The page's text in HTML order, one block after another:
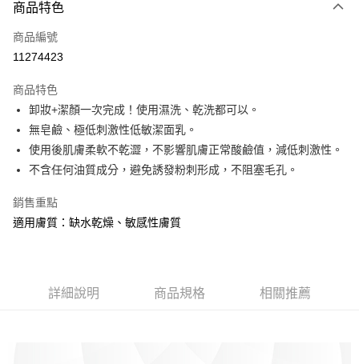
信用卡一次付款
LINE Pay
悠遊付
AFTEE先享後付
相關說明
【關於「AFTEE先享後付」】
便利好安心！
１．簡單：不需註冊會員、不需綁卡、不需儲值。
２．便利：只要手機號碼，簡訊認證，即可結帳。
１．於結帳方式選擇「AFTEE先享後付」後，將跳轉至「AFTEE先享後付」
結帳頁面，進行簡訊認證並確認金額後，即可完成結帳。
運送方式
商品特色
商品編號
11274423
商品特色
卸妝+潔顏一次完成！使用濕洗、乾洗都可以。
無皂鹼、極低刺激性低敏潔面乳。
使用後肌膚柔軟不乾澀，不影響肌膚正常酸鹼值，減低刺激性。
不含任何油質成分，避免誘發粉刺形成，不阻塞毛孔。
銷售重點
適用膚質：缺水乾燥、敏感性膚質
詳細說明 商品規格 相關推薦